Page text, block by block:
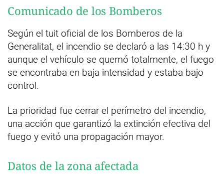
Comunicado de los Bomberos
Según el tuit oficial de los Bomberos de la
Generalitat, el incendio se declaró a las 14:30 h y
aunque el vehículo se quemó totalmente, el fuego
se encontraba en baja intensidad y estaba bajo
control.
La prioridad fue cerrar el perímetro del incendio,
una acción que garantizó la extinción efectiva del
fuego y evitó una propagación mayor.
Datos de la zona afectada